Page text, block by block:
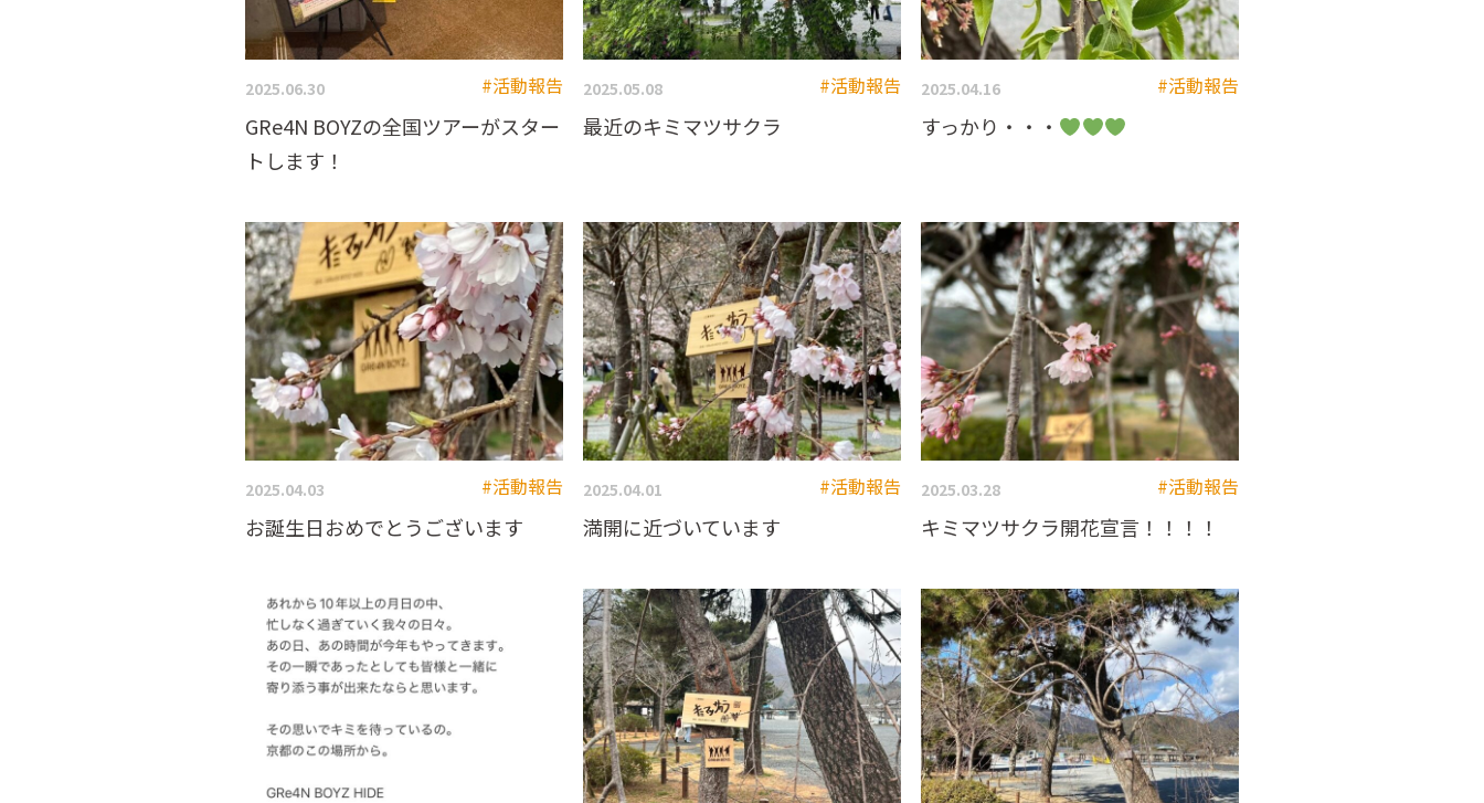
2025.06.30 #活動報告
GRe4N BOYZの全国ツアーがスター
トします！
2025.05.08 #活動報告
最近のキミマツサクラ
2025.04.16 #活動報告
すっかり・・・
2025.04.03 #活動報告
お誕生日おめでとうございます
2025.04.01 #活動報告
満開に近づいています
2025.03.28 #活動報告
キミマツサクラ開花宣言！！！！